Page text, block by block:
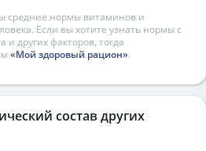
средние нормы витаминов и
Если вы хотите узнать нормы с
и других факторов, тогда
«Мой здоровый рацион».
состав других